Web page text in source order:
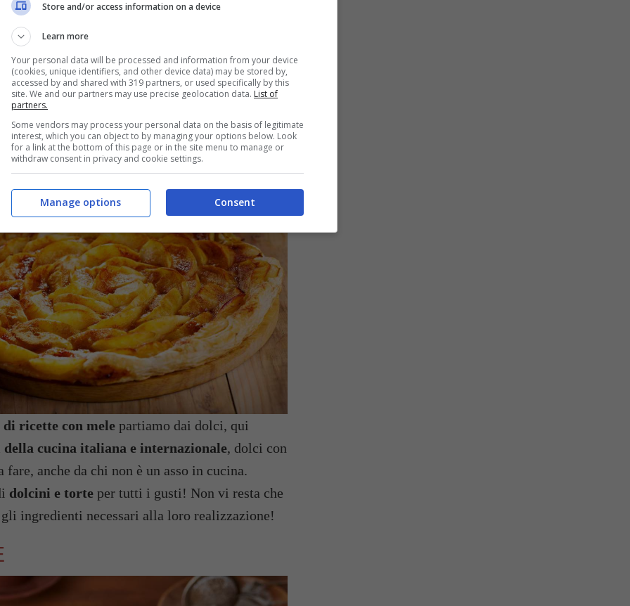
CON LE MELE
ricette con mele partiamo dai dolci, qui
della cucina italiana e internazionale, dolci con
anche da chi non è un asso in cucina.
dolcini e torte per tutti i gusti! Non vi resta che
gli ingredienti necessari alla loro realizzazione!
Store and/or access information on a device
Learn more
Your personal data will be processed and information from your device
(cookies, unique identifiers, and other device data) may be stored by,
accessed by and shared with 319 partners, or used specifically by this
site. We and our partners may use precise geolocation data. List of
partners.
Some vendors may process your personal data on the basis of legitimate
interest, which you can object to by managing your options below. Look
for a link at the bottom of this page or in the site menu to manage or
withdraw consent in privacy and cookie settings.
Consent
Manage options